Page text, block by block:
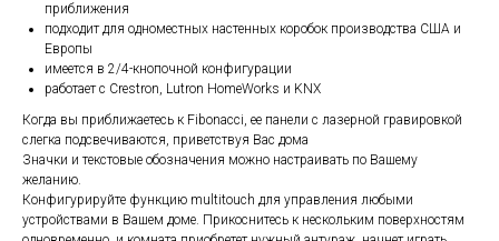
приближения
подходит для одноместных настенных коробок производства США и
Европы
имеется в 2/4-кнопочной конфигурации
работает с Crestron, Lutron HomeWorks и KNX
Когда вы приближаетесь к Fibonacci, ее панели с лазерной гравировкой
слегка подсвечиваются, приветствуя Вас дома
Значки и текстовые обозначения можно настраивать по Вашему
желанию.
Конфигурируйте функцию multitouch для управления любыми
устройствами в Вашем доме. Прикоснитесь к нескольким поверхностям